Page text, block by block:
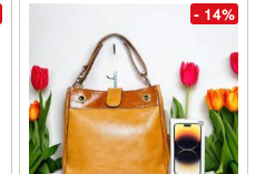
- 14%